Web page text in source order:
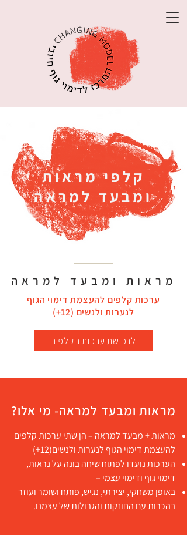
קלפי מראות
ומבעד למראה
מראות ומבעד למראה
ערכות קלפים להעצמת דימוי הגוף
לנערות ולנשים (12+)
לרכישת ערכות הקלפים
מראות ומבעד למראה- מי אלו?
מראות + מבעד למראה – הן שתי ערכות קלפים
להעצמת דימוי הגוף לנערות ולנשים(12+)
הערכות נועדו לפתוח שיחה בונה על נראות,
דימוי גוף ודימוי עצמי –
באופן משחקי, יצירתי, נגיש, פותח ושומר ועוזר
בהכרות עם החוזקות והגבולות של עצמנו.